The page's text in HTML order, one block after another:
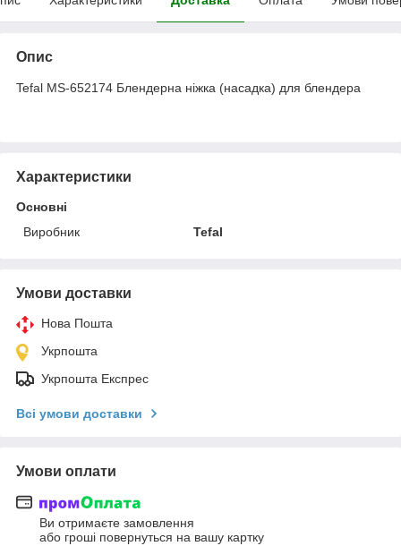
Опис
Tefal MS-652174 Блендерна ніжка (насадка) для блендера
Характеристики
Основні
Виробник
Tefal
Умови доставки
Нова Пошта
Укрпошта
Укрпошта Експрес
Всі умови доставки
Умови оплати
Ви отримаєте замовлення
або гроші повернуться на вашу картку